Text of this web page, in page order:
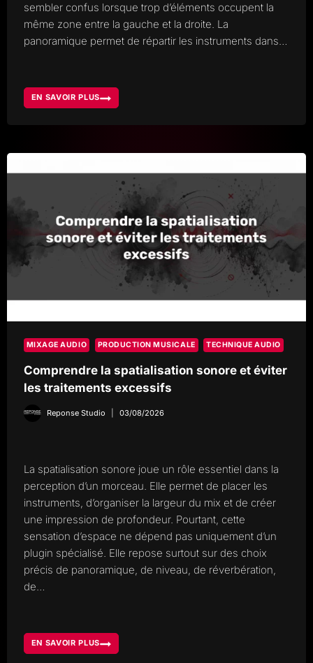
sembler confus lorsque trop d’éléments occupent la
même zone entre la gauche et la droite. La
panoramique permet de répartir les instruments dans…
EN SAVOIR PLUS
PLACEMENT
DES
MIXAGE AUDIO PRODUCTION MUSICALE TECHNIQUE AUDIO
Comprendre la spatialisation sonore et éviter
les traitements excessifs
Reponse Studio 03/08/2026
La spatialisation sonore joue un rôle essentiel dans la
perception d’un morceau. Elle permet de placer les
instruments, d’organiser la largeur du mix et de créer
une impression de profondeur. Pourtant, cette
sensation d’espace ne dépend pas uniquement d’un
plugin spécialisé. Elle repose surtout sur des choix
précis de panoramique, de niveau, de réverbération,
de…
EN SAVOIR PLUS
COMPRENDRE
LA